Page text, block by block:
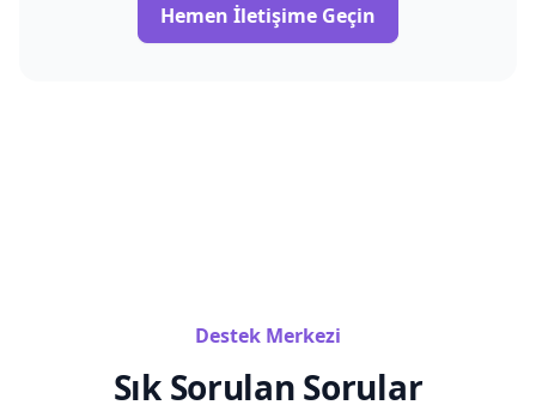
Hemen İletişime Geçin
Destek Merkezi
Sık Sorulan Sorular